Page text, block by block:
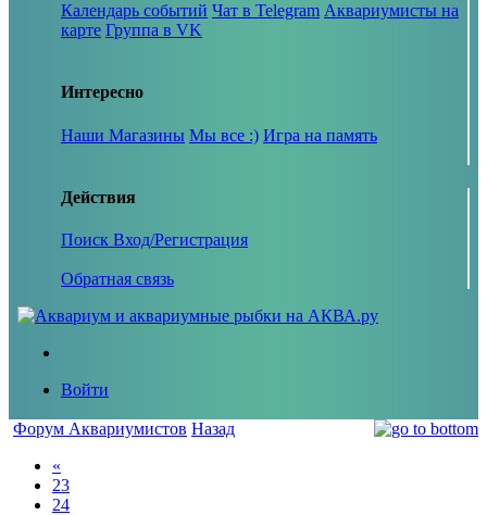
Календарь событий Чат в Telegram Аквариумисты на
карте Группа в VK
Интересно
Наши Магазины Мы все :) Игра на память
Действия
Поиск Вход/Регистрация
Обратная связь
Войти
Форум Аквариумистов Назад
«
23
24